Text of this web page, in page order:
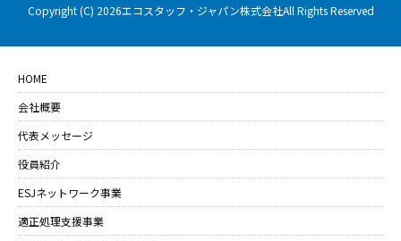
Copyright (C) 2026エコスタッフ・ジャパン株式会社All Rights Reserved
HOME
会社概要
代表メッセージ
役員紹介
ESJネットワーク事業
適正処理支援事業